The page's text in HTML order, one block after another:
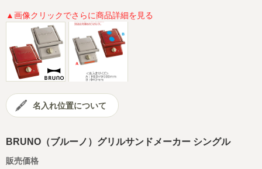
会社概要
▲画像クリックでさらに商品詳細を見る
名入れ位置について
BRUNO（ブルーノ）グリルサンドメーカー シングル
販売価格